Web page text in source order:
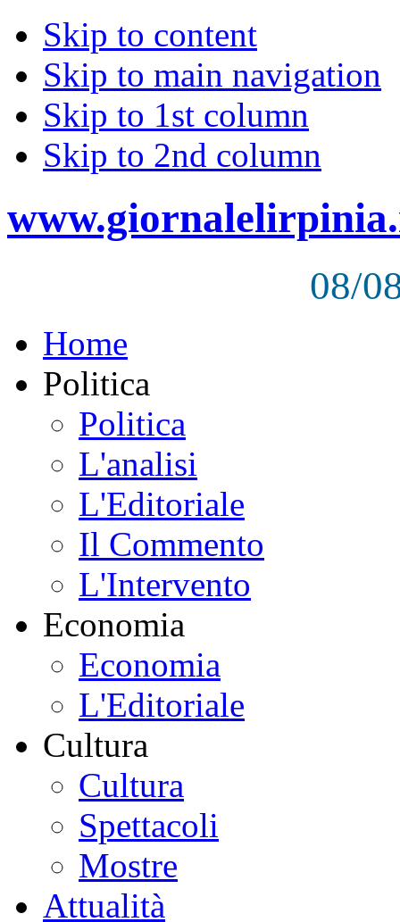
Skip to content
Skip to main navigation
Skip to 1st column
Skip to 2nd column
08/
Home
Politica
Politica
L'analisi
L'Editoriale
Il Commento
L'Intervento
Economia
Economia
L'Editoriale
Cultura
Cultura
Spettacoli
Mostre
Attualità